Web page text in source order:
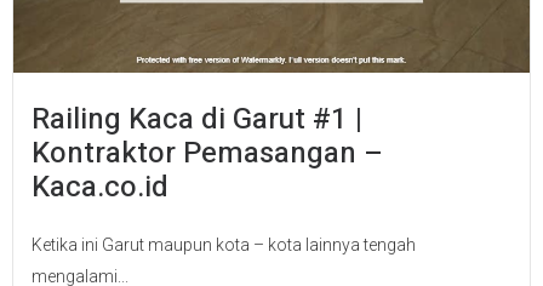
Railing Kaca di Garut #1 |
Kontraktor Pemasangan –
Kaca.co.id
Ketika ini Garut maupun kota – kota lainnya tengah
mengalami...